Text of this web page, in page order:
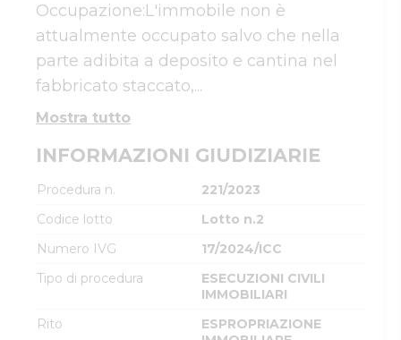
Occupazione:L'immobile non è
attualmente occupato salvo che nella
parte adibita a deposito e cantina nel
fabbricato staccato,...
Mostra tutto
INFORMAZIONI GIUDIZIARIE
Procedura n.
221/2023
Codice lotto
Lotto n.2
Numero IVG
17/2024/ICC
Tipo di procedura
ESECUZIONI CIVILI
IMMOBILIARI
Rito
ESPROPRIAZIONE